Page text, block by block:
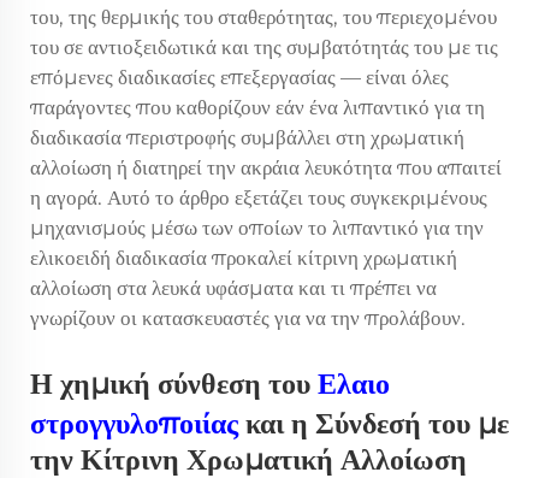
του, της θερμικής του σταθερότητας, του περιεχομένου
του σε αντιοξειδωτικά και της συμβατότητάς του με τις
επόμενες διαδικασίες επεξεργασίας — είναι όλες
παράγοντες που καθορίζουν εάν ένα λιπαντικό για τη
διαδικασία περιστροφής συμβάλλει στη χρωματική
αλλοίωση ή διατηρεί την ακράια λευκότητα που απαιτεί
η αγορά. Αυτό το άρθρο εξετάζει τους συγκεκριμένους
μηχανισμούς μέσω των οποίων το λιπαντικό για την
ελικοειδή διαδικασία προκαλεί κίτρινη χρωματική
αλλοίωση στα λευκά υφάσματα και τι πρέπει να
γνωρίζουν οι κατασκευαστές για να την προλάβουν.
Η χημική σύνθεση του Ελαιο
στρογγυλοποιίας και η Σύνδεσή του με
την Κίτρινη Χρωματική Αλλοίωση